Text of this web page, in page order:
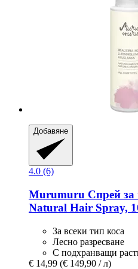
Добавяне
4.0 (6)
Murumuru Спрей
Natural Hair Spray,
За всеки тип коса
Лесно разресване
С подхранващи
€ 14,99 (€ 149,90 / л)